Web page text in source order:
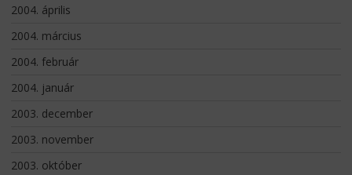
2004. április
2004. március
2004. február
2004. január
2003. december
2003. november
2003. október